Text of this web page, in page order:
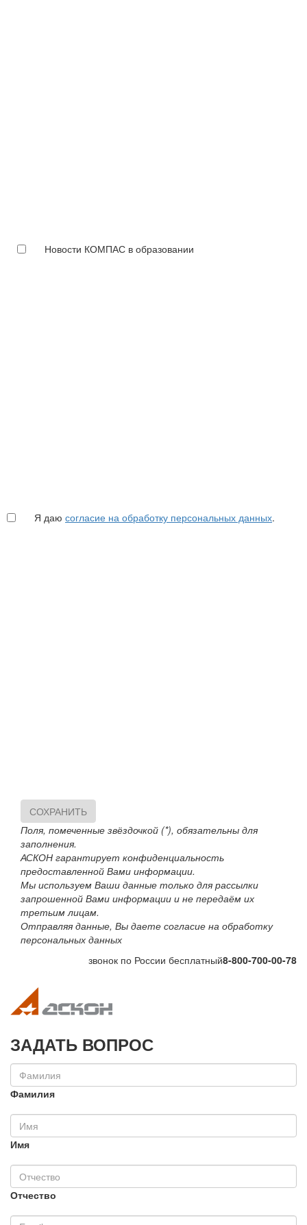
Новости КОМПАС в образовании
Я даю согласие на обработку персональных данных.
СОХРАНИТЬ
Поля, помеченные звёздочкой (*), обязательны для
заполнения.
АСКОН гарантирует конфиденциальность
предоставленной Вами информации.
Мы используем Ваши данные только для рассылки
запрошенной Вами информации и не передаём их
третьим лицам.
Отправляя данные, Вы даете согласие на обработку
персональных данных
звонок по России бесплатный8-800-700-00-78
ЗАДАТЬ ВОПРОС
Фамилия
Имя
Отчество